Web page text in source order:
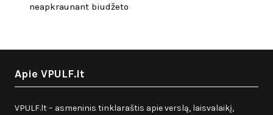
neapkraunant biudžeto
Apie VPULF.lt
VPULF.lt – asmeninis tinklaraštis apie verslą, laisvalaikį,